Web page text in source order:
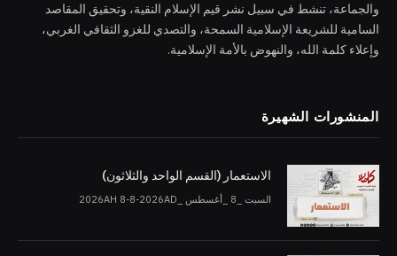
والجماعة، تنشط في سبيل نشر قيم الإسلام النقية، وتحقيق المقاصد
السامية للشريعة الإسلامية السمحة، والتصدي للغزو الثقافي الغربي،
وإعلاء كلمة الله، والنهوض بالأمة الإسلامية.
المنشورات الشهيرة
الاستعمار (القسم الواحد والثلاثون)
السبت _8 _أغسطس _2026AH 8-8-2026AD